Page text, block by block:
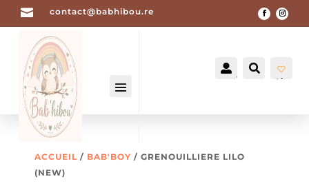
 contact@babhibou.re
 Mon
compte

List
ACCUEIL/ BAB'BOY / GRENOUILLIERE LILO
(NEW)